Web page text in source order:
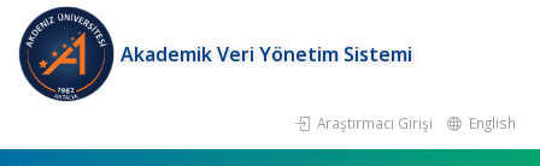
Akademik Veri Yönetim Sistemi
Araştırmacı Girişi English